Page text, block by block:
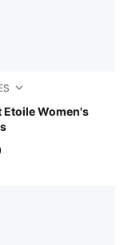
Etoile Women's
Mouse Gray